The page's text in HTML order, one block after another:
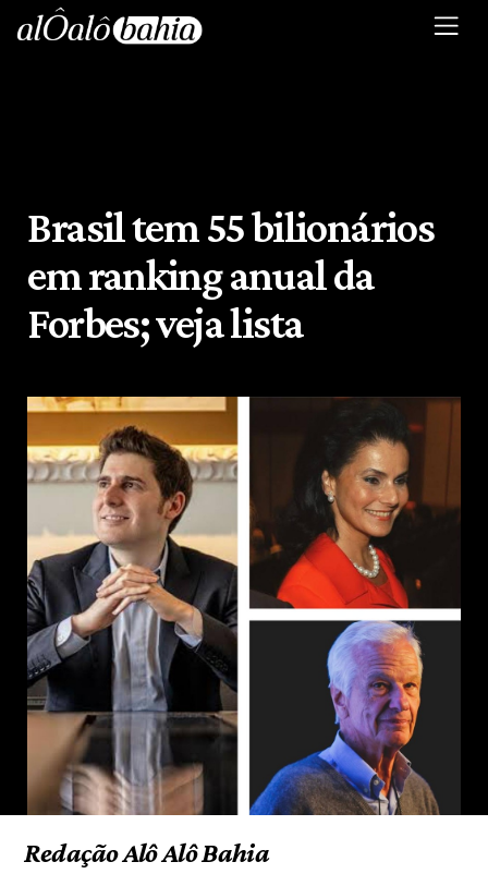
Brasil tem 55 bilionários
em ranking anual da
Forbes; veja lista
Redação Alô Alô Bahia